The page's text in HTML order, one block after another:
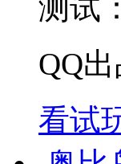
测试
QQ
看试